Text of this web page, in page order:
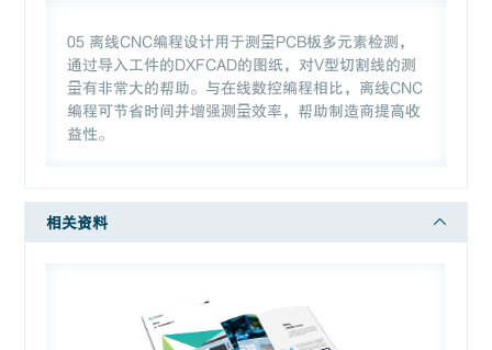
05 离线CNC编程设计用于测量PCB板多元素检测，
通过导入工件的DXFCAD的图纸，对V型切割线的测
量有非常大的帮助。与在线数控编程相比，离线CNC
编程可节省时间并增强测量效率，帮助制造商提高收
益性。
相关资料